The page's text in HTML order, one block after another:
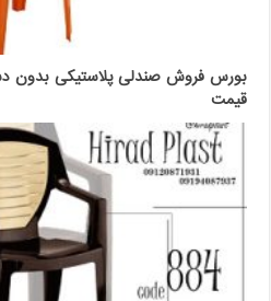
بورس فروش صندلی پلاستیکی بدون
قیمت